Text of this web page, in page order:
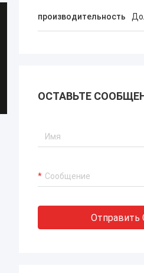
производительность
ОСТАВЬТЕ
Отправить